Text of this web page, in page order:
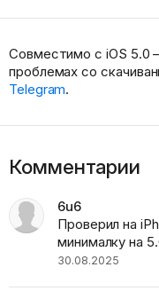
Совместимо с iOS 5.0
проблемах со
Telegram.
Комментарии
6u6
Проверил на
минималку на
30.08.2025